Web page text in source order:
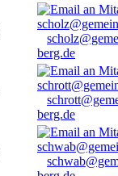
berg.de
berg.de